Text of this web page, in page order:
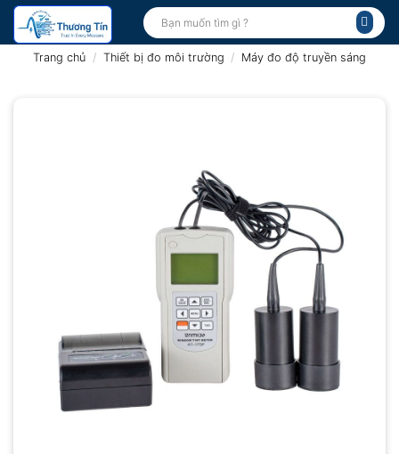
Bỏ
qua
Tìm
kiếm:
Trang chủ / Thiết bị đo môi trường / Máy đo độ truyền sáng